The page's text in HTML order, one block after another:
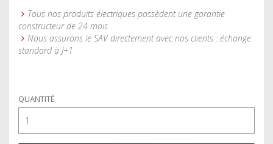
Tous nos produits électriques possèdent une garantie
constructeur de 24 mois
Nous assurons le SAV directement avec nos clients : échange
standard à J+1
QUANTITÉ